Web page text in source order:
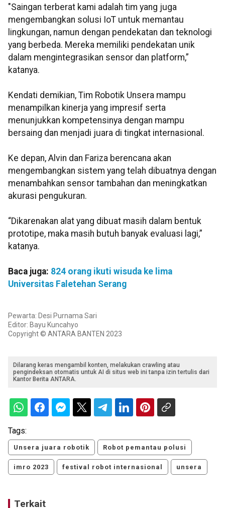
"Saingan terberat kami adalah tim yang juga
mengembangkan solusi IoT untuk memantau
lingkungan, namun dengan pendekatan dan teknologi
yang berbeda. Mereka memiliki pendekatan unik
dalam mengintegrasikan sensor dan platform,”
katanya.
Kendati demikian, Tim Robotik Unsera mampu
menampilkan kinerja yang impresif serta
menunjukkan kompetensinya dengan mampu
bersaing dan menjadi juara di tingkat internasional.
Ke depan, Alvin dan Fariza berencana akan
mengembangkan sistem yang telah dibuatnya dengan
menambahkan sensor tambahan dan meningkatkan
akurasi pengukuran.
“Dikarenakan alat yang dibuat masih dalam bentuk
prototipe, maka masih butuh banyak evaluasi lagi,”
katanya.
Baca juga: 824 orang ikuti wisuda ke lima
Universitas Faletehan Serang
Pewarta: Desi Purnama Sari
Editor: Bayu Kuncahyo
Copyright © ANTARA BANTEN 2023
Dilarang keras mengambil konten, melakukan crawling atau
pengindeksan otomatis untuk AI di situs web ini tanpa izin tertulis dari
Kantor Berita ANTARA.
Tags:
Unsera juara robotik Robot pemantau polusi
imro 2023 festival robot internasional unsera
Terkait